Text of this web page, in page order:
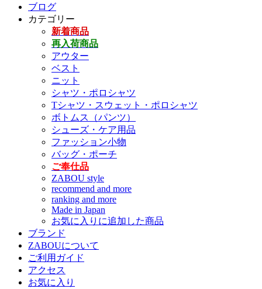
ブログ
カテゴリー
新着商品
再入荷商品
アウター
ベスト
ニット
シャツ・ポロシャツ
Tシャツ・スウェット・ポロシャツ
ボトムス（パンツ）
シューズ・ケア用品
ファッション小物
バッグ・ポーチ
ご奉仕品
ZABOU style
recommend and more
ranking and more
Made in Japan
お気に入りに追加した商品
ブランド
ZABOUについて
ご利用ガイド
アクセス
お気に入り